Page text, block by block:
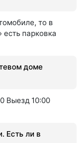
то в
парковка
доме
Выезд 10:00
Есть ли в